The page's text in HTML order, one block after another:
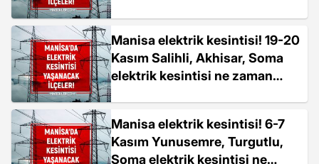
Manisa elektrik kesintisi! 19-20
Kasım Salihli, Akhisar, Soma
elektrik kesintisi ne zaman
Manisa elektrik kesintisi! 6-7
Kasım Yunusemre, Turgutlu,
Soma elektrik kesintisi ne